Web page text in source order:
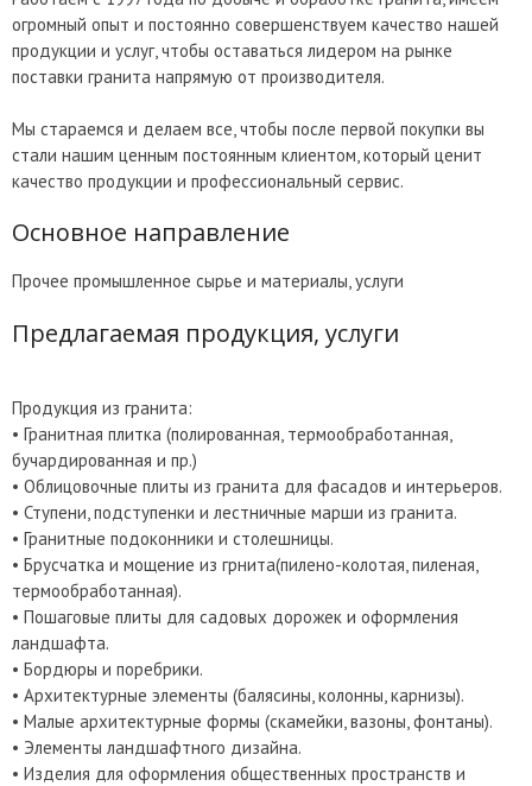
огромный опыт и постоянно совершенствуем качество нашей
продукции и услуг, чтобы оставаться лидером на рынке
поставки гранита напрямую от производителя.
Мы стараемся и делаем все, чтобы после первой покупки вы
стали нашим ценным постоянным клиентом, который ценит
качество продукции и профессиональный сервис.
Основное направление
Прочее промышленное сырье и материалы, услуги
Предлагаемая продукция, услуги
Продукция из гранита:
• Гранитная плитка (полированная, термообработанная,
бучардированная и пр.)
• Облицовочные плиты из гранита для фасадов и интерьеров.
• Ступени, подступенки и лестничные марши из гранита.
• Гранитные подоконники и столешницы.
• Брусчатка и мощение из грнита(пилено-колотая, пиленая,
термообработанная).
• Пошаговые плиты для садовых дорожек и оформления
ландшафта.
• Бордюры и поребрики.
• Архитектурные элементы (балясины, колонны, карнизы).
• Малые архитектурные формы (скамейки, вазоны, фонтаны).
• Элементы ландшафтного дизайна.
• Изделия для оформления общественных пространств и